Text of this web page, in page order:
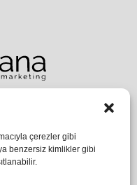
çerezler gibi
benzersiz kimlikler gibi